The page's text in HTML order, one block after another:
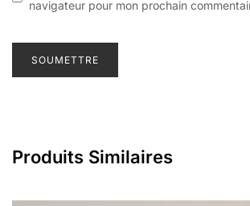
navigateur pour mon prochain
Produits Similaires